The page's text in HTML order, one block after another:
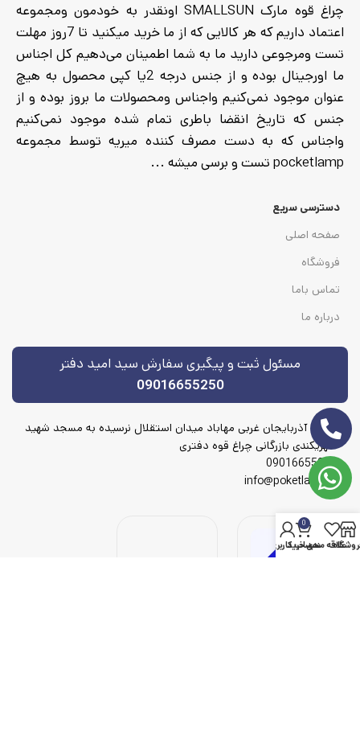
چراغ قوه مارک SMALLSUN اونقدر به خودمون ومجموعه
اعتماد داریم که هر کالایی که از ما خرید میکنید تا 7روز مهلت
تست ومرجوعی دارید ما به شما اطمینان می‌دهیم کل اجناس
ما اورجینال بوده و از جنس درجه 2یا کپی محصول به هیچ
عنوان موجود نمی‌کنیم واجناس ومحصولات ما بروز بوده و از
جنس که تاریخ انقضا باطری تمام شده موجود نمی‌کنیم
واجناس که به دست مصرف کننده میریه توسط مجموعه
pocketlamp تست و برسی میشه ...
دسترسی سریع
صفحه اصلی
فروشگاه
تماس باما
درباره ما
مسئول ثبت و پیگیری سفارش سید امید دفتر
09016655250
آدرس آذربایجان غربی مهاباد میدان استقلال نرسیده به مسجد شهید
شهریکندی بازرگانی چراغ قوه دفتری
09016655250
info@poketlamp.ir
علاقه مندی
0
سبد خرید
حساب کاربری من